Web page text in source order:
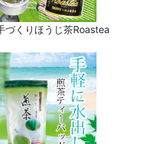
りほうじ茶Roastea